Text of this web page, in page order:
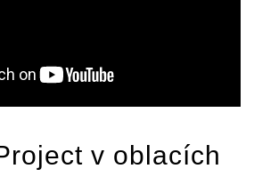
v oblacích